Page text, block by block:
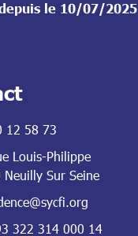
le 10/07/2025
12 58 73
Louis-Philippe
Neuilly Sur Seine
322 314 000 14